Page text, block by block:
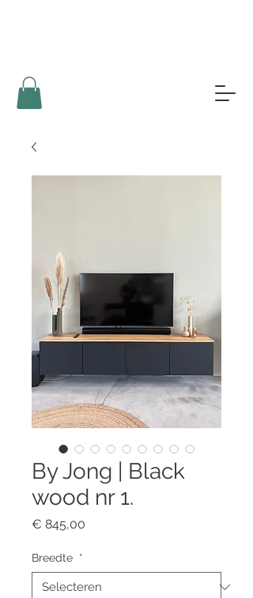
By Jong | Black
wood nr 1.
€ 845,00
Breedte *